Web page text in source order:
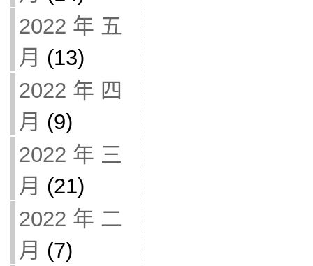
2022 年 五
月 (13)
2022 年 四
月 (9)
2022 年 三
月 (21)
2022 年 二
月 (7)